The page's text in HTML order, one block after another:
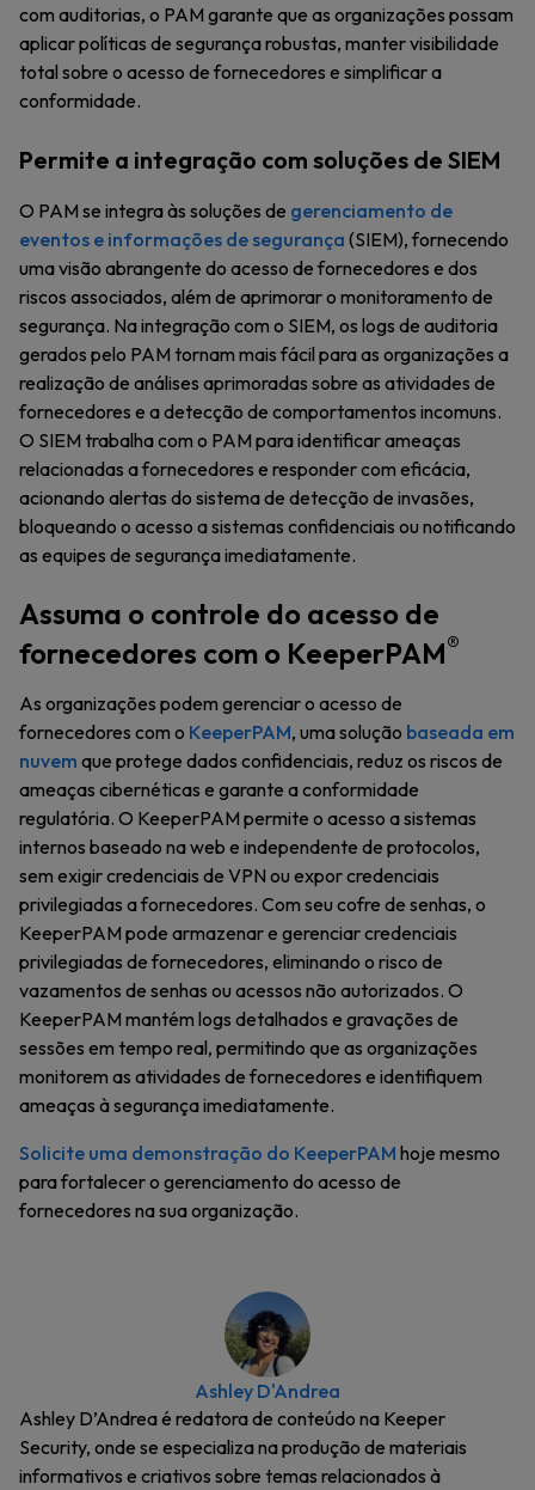
com auditorias, o PAM garante que as organizações possam
aplicar políticas de segurança robustas, manter visibilidade
total sobre o acesso de fornecedores e simplificar a
conformidade.
Permite a integração com soluções de SIEM
O PAM se integra às soluções de gerenciamento de
eventos e informações de segurança (SIEM), fornecendo
uma visão abrangente do acesso de fornecedores e dos
riscos associados, além de aprimorar o monitoramento de
segurança. Na integração com o SIEM, os logs de auditoria
gerados pelo PAM tornam mais fácil para as organizações a
realização de análises aprimoradas sobre as atividades de
fornecedores e a detecção de comportamentos incomuns.
O SIEM trabalha com o PAM para identificar ameaças
relacionadas a fornecedores e responder com eficácia,
acionando alertas do sistema de detecção de invasões,
bloqueando o acesso a sistemas confidenciais ou notificando
as equipes de segurança imediatamente.
Assuma o controle do acesso de
fornecedores com o KeeperPAM®
As organizações podem gerenciar o acesso de
fornecedores com o KeeperPAM, uma solução baseada em
nuvem que protege dados confidenciais, reduz os riscos de
ameaças cibernéticas e garante a conformidade
regulatória. O KeeperPAM permite o acesso a sistemas
internos baseado na web e independente de protocolos,
sem exigir credenciais de VPN ou expor credenciais
privilegiadas a fornecedores. Com seu cofre de senhas, o
KeeperPAM pode armazenar e gerenciar credenciais
privilegiadas de fornecedores, eliminando o risco de
vazamentos de senhas ou acessos não autorizados. O
KeeperPAM mantém logs detalhados e gravações de
sessões em tempo real, permitindo que as organizações
monitorem as atividades de fornecedores e identifiquem
ameaças à segurança imediatamente.
Solicite uma demonstração do KeeperPAM hoje mesmo
para fortalecer o gerenciamento do acesso de
fornecedores na sua organização.
Ashley D'Andrea
Ashley D’Andrea é redatora de conteúdo na Keeper
Security, onde se especializa na produção de materiais
informativos e criativos sobre temas relacionados à